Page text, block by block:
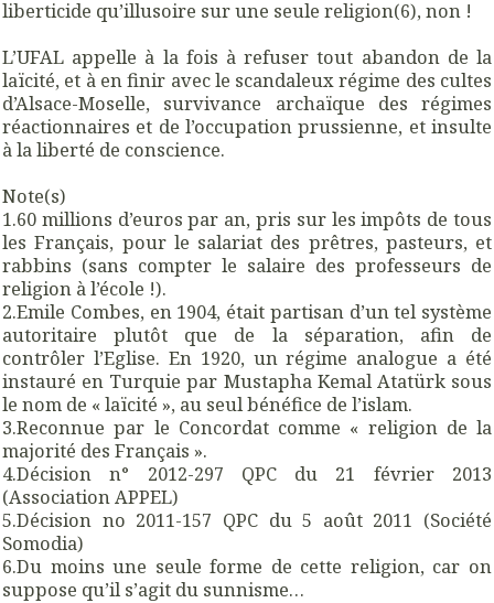
liberticide qu’illusoire sur une seule religion(6), non !
L’UFAL appelle à la fois à refuser tout abandon de la
laïcité, et à en finir avec le scandaleux régime des cultes
d’Alsace-Moselle, survivance archaïque des régimes
réactionnaires et de l’occupation prussienne, et insulte
à la liberté de conscience.
Note(s)
1.60 millions d’euros par an, pris sur les impôts de tous
les Français, pour le salariat des prêtres, pasteurs, et
rabbins (sans compter le salaire des professeurs de
religion à l’école !).
2.Emile Combes, en 1904, était partisan d’un tel système
autoritaire plutôt que de la séparation, afin de
contrôler l’Eglise. En 1920, un régime analogue a été
instauré en Turquie par Mustapha Kemal Atatürk sous
le nom de « laïcité », au seul bénéfice de l’islam.
3.Reconnue par le Concordat comme « religion de la
majorité des Français ».
4.Décision n° 2012-297 QPC du 21 février 2013
(Association APPEL)
5.Décision no 2011-157 QPC du 5 août 2011 (Société
Somodia)
6.Du moins une seule forme de cette religion, car on
suppose qu’il s’agit du sunnisme…